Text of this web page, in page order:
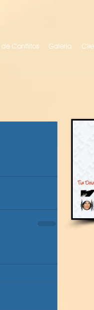
de Conflitos Galeria